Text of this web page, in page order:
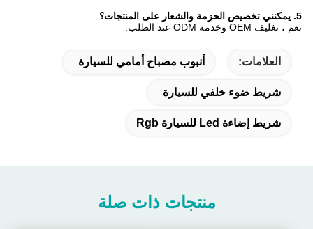
5. يمكنني تخصيص الحزمة والشعار على المنتجات؟
نعم ، تغليف OEM وخدمة ODM عند الطلب.
العلامات: أنبوب مصباح أمامي للسيارة
شريط ضوء خلفي للسيارة
شريط إضاءة Led للسيارة Rgb
منتجات ذات صلة